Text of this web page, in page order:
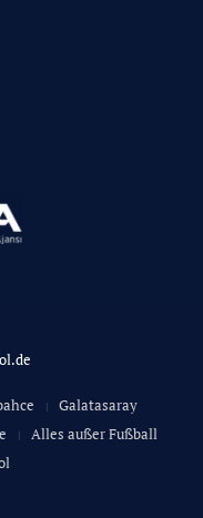
Galatasaray
Alles außer Fußball